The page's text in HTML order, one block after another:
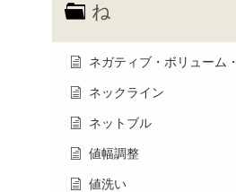
ね
ネガティブ・ボリューム
ネックライン
ネットブル
値幅調整
値洗い